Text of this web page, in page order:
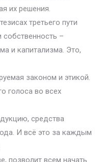
их решения.
третьего пути
собственность –
и капитализма. Это,
законом и этикой.
голоса во всех
средства
И всё это за каждым
позволит всем начать